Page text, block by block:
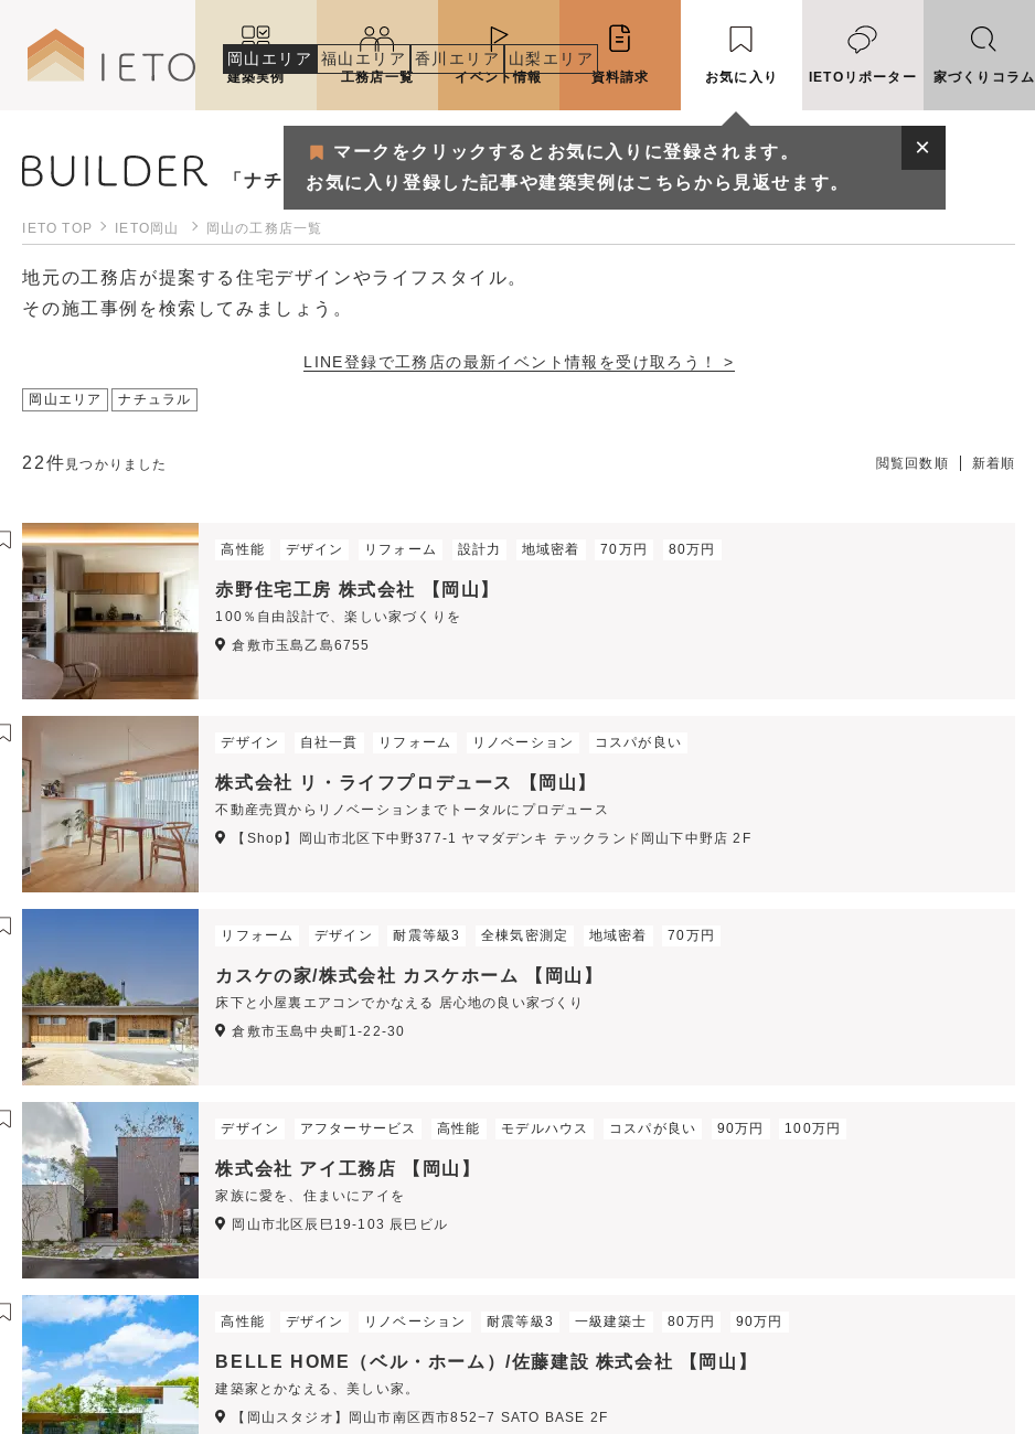
岡山エリア 福山エリア 香川エリア 山梨エリア
建築実例 工務店一覧 イベント情報 資料請求 お気に入り
マークをクリックするとお気に入りに登録されます。
お気に入り登録した記事や建築実例はこちらから見返せます。
IETOリポーター 家づくりコラム
「ナチュラル」で見つける岡山の工務店一覧
IETO TOP IETO岡山 岡山の工務店一覧
地元の工務店が提案する住宅デザインやライフスタイル。
その施工事例を検索してみましょう。
LINE登録で工務店の最新イベント情報を受け取ろう！ >
岡山エリア ナチュラル
22件 見つかりました 閲覧回数順 新着順
高性能 デザイン リフォーム 設計力 地域密着 70万円 80万円
赤野住宅工房 株式会社 【岡山】
100％自由設計で、楽しい家づくりを
倉敷市玉島乙島6755
デザイン 自社一貫 リフォーム リノベーション コスパが良い
株式会社 リ・ライフプロデュース 【岡山】
不動産売買からリノベーションまでトータルにプロデュース
【Shop】岡山市北区下中野377-1 ヤマダデンキ テックランド岡山下中野店 2F
リフォーム デザイン 耐震等級3 全棟気密測定 地域密着 70万円
カスケの家/株式会社 カスケホーム 【岡山】
床下と小屋裏エアコンでかなえる 居心地の良い家づくり
倉敷市玉島中央町1-22-30
デザイン アフターサービス 高性能 モデルハウス コスパが良い 90万円 100万円
株式会社 アイ工務店 【岡山】
家族に愛を、住まいにアイを
岡山市北区辰巳19-103 辰巳ビル
高性能 デザイン リノベーション 耐震等級3 一級建築士 80万円 90万円
BELLE HOME（ベル・ホーム）/佐藤建設 株式会社 【岡山】
建築家とかなえる、美しい家。
【岡山スタジオ】岡山市南区西市852−7 SATO BASE 2F